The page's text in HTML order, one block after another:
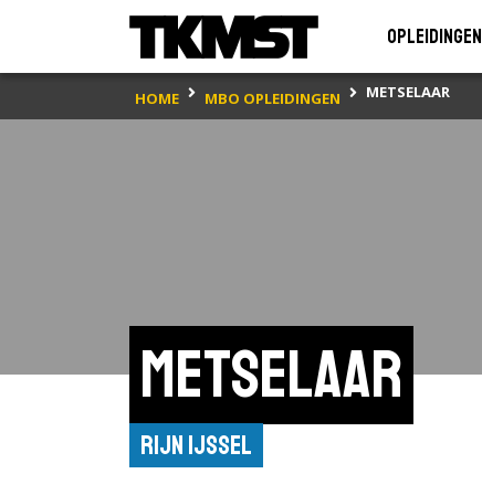
Opleidingen
HOME MBO OPLEIDINGEN METSELAAR
Metselaar
Rijn IJssel